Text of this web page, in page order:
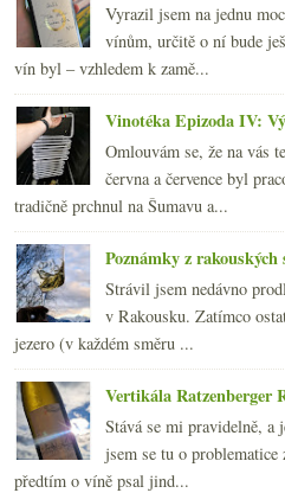
Vyrazil jsem na jednu
vínům, určitě o ní bude
vín byl – vzhledem k zamě...
Vinotéka Epizoda IV:
Omlouvám se, že na vás
června a července byl
tradičně prchnul na Šumavu a...
Poznámky z rakouských
Strávil jsem nedávno
v Rakousku. Zatímco
jezero (v každém směru ...
Vertikála Ratzenberger
Stává se mi pravidelně, a
jsem se tu o
předtím o víně psal jind...